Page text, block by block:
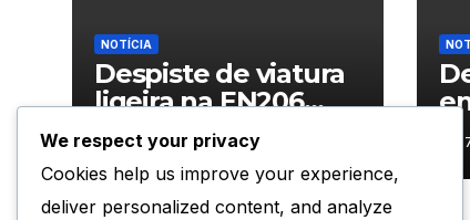
NOTÍCIA
Despiste de viatura
ligeira na EN206
junto ao
cruzamento Fornos
do Pinhal
07.08.2026
We respect your privacy
Cookies help us improve your experience,
deliver personalized content, and analyze